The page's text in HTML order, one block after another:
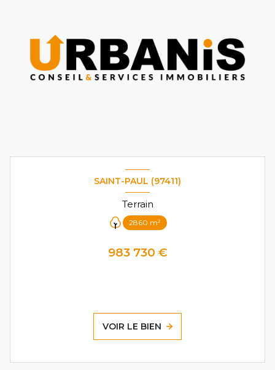
SAINT-PAUL (97411)
Terrain
2860 m²
983 730 €
VOIR LE BIEN